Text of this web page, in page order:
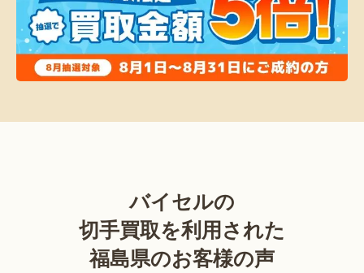
バイセルの
切手買取を利用された
福島県のお客様の声